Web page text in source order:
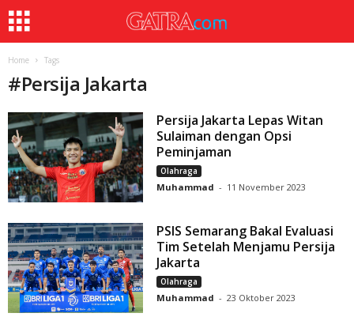
Home Tags
#Persija Jakarta
Persija Jakarta Lepas Witan
Sulaiman dengan Opsi
Peminjaman
Olahraga
Muhammad - 11 November 2023
PSIS Semarang Bakal Evaluasi
Tim Setelah Menjamu Persija
Jakarta
Olahraga
Muhammad - 23 Oktober 2023